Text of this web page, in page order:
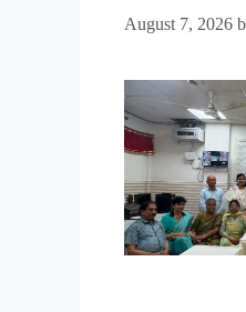
August 7, 2026